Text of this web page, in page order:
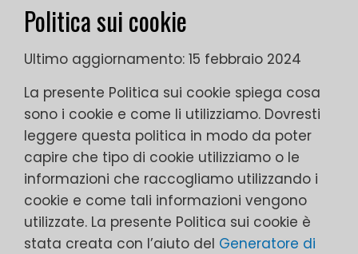
Politica sui cookie
Ultimo aggiornamento: 15 febbraio 2024
La presente Politica sui cookie spiega cosa
sono i cookie e come li utilizziamo. Dovresti
leggere questa politica in modo da poter
capire che tipo di cookie utilizziamo o le
informazioni che raccogliamo utilizzando i
cookie e come tali informazioni vengono
utilizzate. La presente Politica sui cookie è
stata creata con l’aiuto del Generatore di